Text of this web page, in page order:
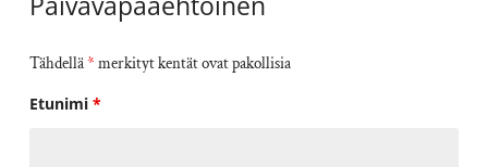
Tähdellä* merkityt kentät ovat pakollisia
Etunimi *